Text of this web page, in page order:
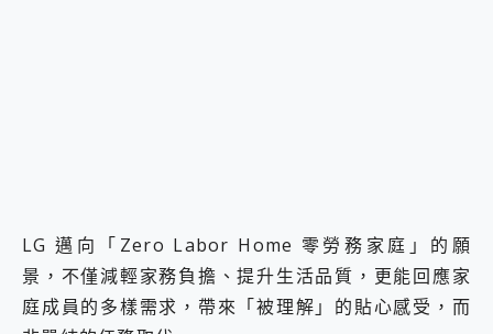
LG 邁向「Zero Labor Home 零勞務家庭」的願
景，不僅減輕家務負擔、提升生活品質，更能回應家
庭成員的多樣需求，帶來「被理解」的貼心感受，而